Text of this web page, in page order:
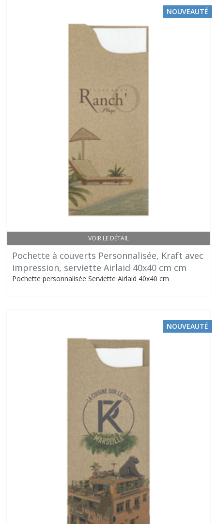
VOIR LE DÉTAIL
NOUVEAUTÉ
Pochette à couverts Personnalisée, Kraft avec
impression, serviette Airlaid 40x40 cm cm
Pochette personnalisée Serviette Airlaid 40x40 cm
NOUVEAUTÉ